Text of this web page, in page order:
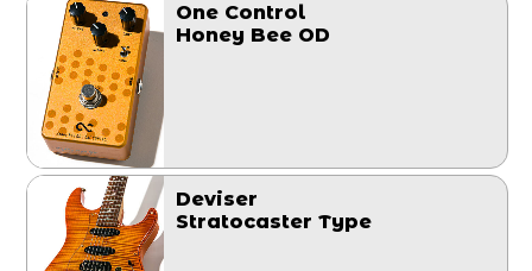
One Control
Honey Bee OD
Deviser
Stratocaster Type